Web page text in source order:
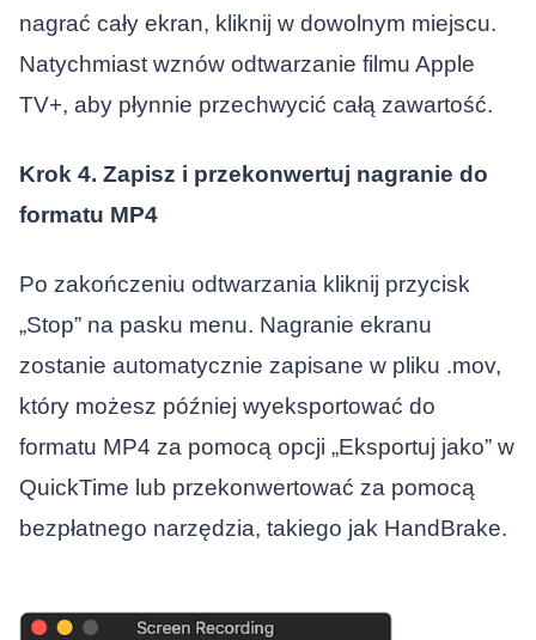
nagrać cały ekran, kliknij w dowolnym miejscu.
Natychmiast wznów odtwarzanie filmu Apple
TV+, aby płynnie przechwycić całą zawartość.
Krok 4. Zapisz i przekonwertuj nagranie do
formatu MP4
Po zakończeniu odtwarzania kliknij przycisk
„Stop” na pasku menu. Nagranie ekranu
zostanie automatycznie zapisane w pliku .mov,
który możesz później wyeksportować do
formatu MP4 za pomocą opcji „Eksportuj jako” w
QuickTime lub przekonwertować za pomocą
bezpłatnego narzędzia, takiego jak HandBrake.